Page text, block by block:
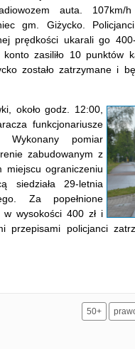
auta. 107km/
gm. Giżycko.
prędkości ukarali go
konto zasiliło 10 punktów
zostało zatrzymane i
około godz. 12:00,
funkcjonariusze
Wykonany pomiar
zabudowanym z
miejscu ograniczeniu
29-letnia
Za popełnione
w wysokości 400 zł i
przepisami policjanci
50+